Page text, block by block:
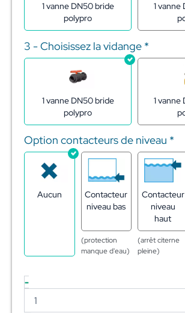
1 vanne DN50 bride
polypro
1 vanne
3 - Choisissez la vidange *
1 vanne DN50 bride
polypro
1 vanne
Option contacteurs de niveau *
Aucun
Contacteur
niveau bas
(protection
manque d'eau)
Contacteur
niveau
haut
(arrêt citerne
pleine)
-